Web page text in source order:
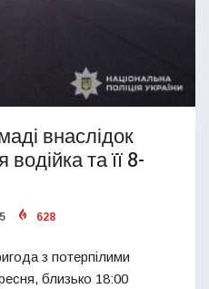
внаслідок
та її 8-
628
з потерпілими
близько 18:00